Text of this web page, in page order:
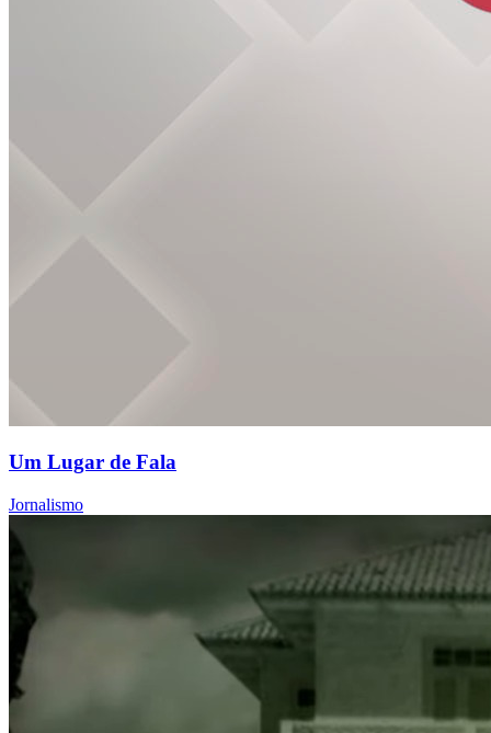
Um Lugar de Fala
Jornalismo